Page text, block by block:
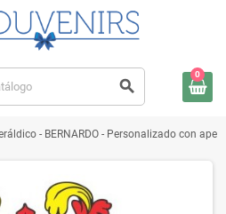
search
0
- BERNARDO - Personalizado con